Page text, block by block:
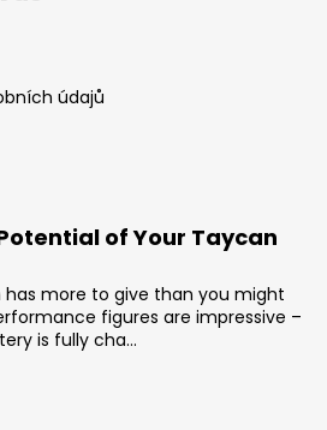
údajů
of Your Taycan
more to give than you might
figures are impressive –
is fully cha...